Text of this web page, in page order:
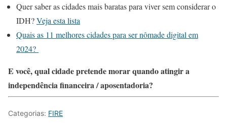
Quer saber as cidades mais baratas para viver sem considerar o
IDH?Veja esta lista
Quais as 11 melhores cidades para ser nômade digital em
2024?
E você, qual cidade pretende morar quando atingir a
independência financeira / aposentadoria?
Categorias: FIRE